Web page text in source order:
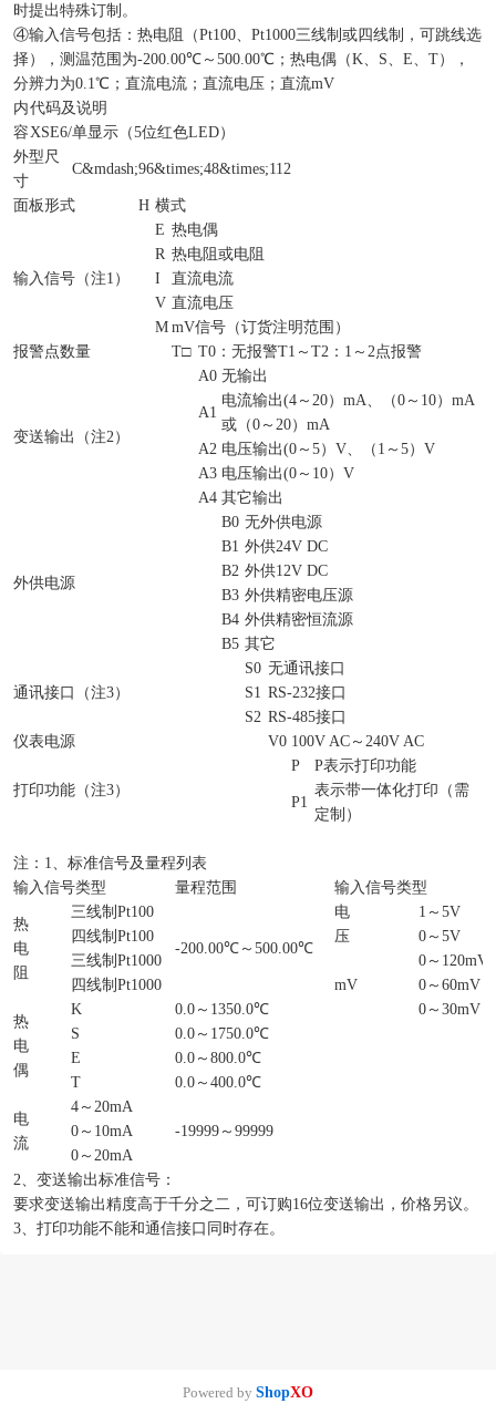
时提出特殊订制。
④输入信号包括：热电阻（Pt100 Pt1000三线制或四线制，可跳线选
择），测温范围为-200.00℃ ～ 500.00℃ ；热电偶（K S E T），
分辨力为0.1 ℃ ；直流电流；直流电压；直流mV
内
容
代码及说明
XSE6/单显示（5位红色LED）
外型尺
寸
C&mdash;96&times;48&times;112
面板形式 H 横式
输入信号（注1 ）
E 热电偶
R 热电阻或电阻
I
直流电流
V 直流电压
M mV信号（订货注明范围）
报警点数量
T□ T0 ：无报警T1 ～ T2 ： 1 ～ 2 点报警
变送输出（注2 ）
A0 无输出
A1
电流输出(4 ～ 20） mA 、（0 ～ 10） mA
或（0 ～ 20） mA
A2 电压输出(0 ～ 5） V 、（ 1 ～ 5） V
A3 电压输出(0 ～ 10） V
A4 其它输出
外供电源
B0 无外供电源
B1 外供24V DC
B2 外供12V DC
B3 外供精密电压源
B4 外供精密恒流源
B5 其它
通讯接口（注3）
S0 无通讯接口
S1 RS-232接口
S2 RS-485接口
仪表电源
V0 100V AC ～ 240V AC
打印功能（注3）
P P表示打印功能
P1
表示带一体化打印（需
定制）
注： 1
、标准信号及量程列表
输入信号类型
量程范围 输入信号类型
热
电
阻
三线制 Pt100
-200.00℃ ～ 500.00℃
电
压
1 ～ 5V
四线制 Pt100 0 ～ 5V
三线制 Pt1000
mV
0 ～ 120mV
四线制 Pt1000 0 ～ 60mV
热
电
偶
K 0.0 ～ 1350.0℃ 0 ～ 30mV
S
0.0 ～ 1750.0℃
E
0.0 ～ 800.0℃
T
0.0 ～ 400.0℃
电
流
4 ～ 20mA
-19999 ～ 99999
0 ～ 10mA
0 ～ 20mA
2 、变送输出标准信号：
要求变送输出精度高于千分之二，可订购16位变送输出，价格另议。
3 、打印功能不能和通信接口同时存在。
Powered by ShopXO